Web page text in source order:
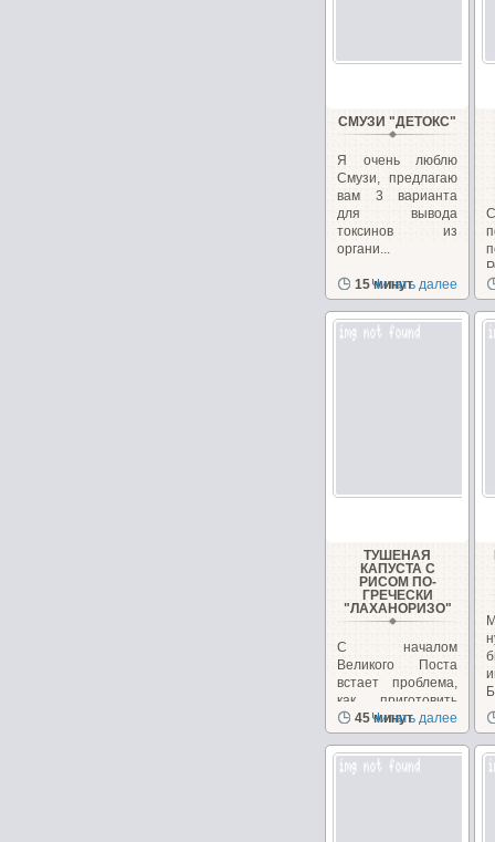
СМУЗИ "ДЕТОКС"
Я очень люблю
Смузи, предлагаю
вам 3 варианта
для вывода
токсинов из
органи...
15 минут
Читать далее
ТУШЕНАЯ
КАПУСТА С
РИСОМ ПО-
ГРЕЧЕСКИ
"ЛАХАНОРИЗО"
С началом
Великого Поста
встает проблема,
как приготовить
вкусные и
питательные...
45 минут
Читать далее